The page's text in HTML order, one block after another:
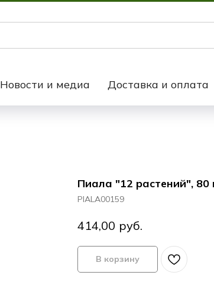
Новости и медиа Доставка и оплата
Пиала "12 растений", 80
PIALA00159
414,00 руб.
В корзину